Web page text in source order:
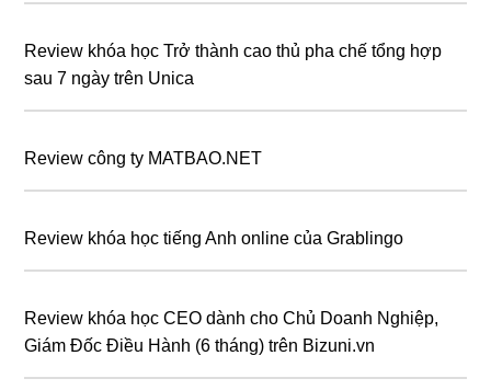
Review khóa học Trở thành cao thủ pha chế tổng hợp
sau 7 ngày trên Unica
Review công ty MATBAO.NET
Review khóa học tiếng Anh online của Grablingo
Review khóa học CEO dành cho Chủ Doanh Nghiệp,
Giám Đốc Điều Hành (6 tháng) trên Bizuni.vn